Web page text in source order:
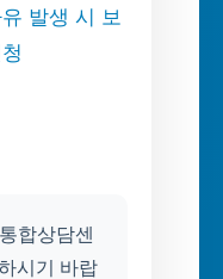
발생 시 보
합상담센
시기 바랍